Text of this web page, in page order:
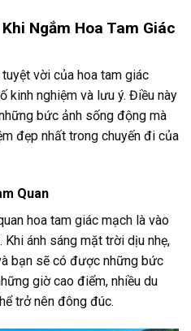
Ngắm Hoa Tam Giác
vời của hoa tam giác
kinh nghiệm và lưu ý. Điều này
bức ảnh sống động mà
đẹp nhất trong chuyến đi của
Quan
hoa tam giác mạch là vào
ánh sáng mặt trời dịu nhẹ,
bạn sẽ có được những bức
giờ cao điểm, nhiều du
trở nên đông đúc.